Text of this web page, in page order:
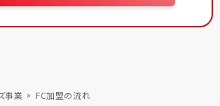
事業 FC加盟の流れ